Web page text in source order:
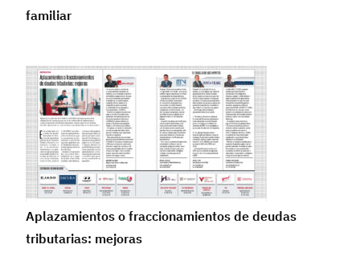
familiar
Aplazamientos o fraccionamientos de deudas
tributarias: mejoras